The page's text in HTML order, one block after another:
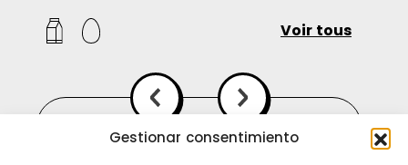
Gestionar consentimiento
Voir tous